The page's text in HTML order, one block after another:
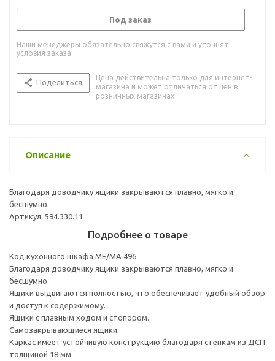
Под заказ
Наши менеджеры обязательно свяжутся с вами и уточнят
условия заказа
Поделиться
Цена действительна только для интернет-
магазина и может отличаться от цен в
розничных магазинах
Описание
Благодаря доводчику ящики закрываются плавно, мягко и
бесшумно.
Артикул: 594.330.11
Подробнее о товаре
Код кухонного шкафа ME/MA 496
Благодаря доводчику ящики закрываются плавно, мягко и
бесшумно.
Ящики выдвигаются полностью, что обеспечивает удобный обзор
и доступ к содержимому.
Ящики с плавным ходом и стопором.
Самозакрывающиеся ящики.
Каркас имеет устойчивую конструкцию благодаря стенкам из ДСП
толщиной 18 мм.